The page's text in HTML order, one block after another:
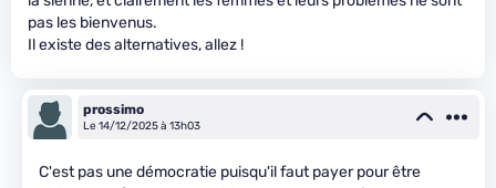
pas les bienvenus.
Il existe des alternatives, allez !
prossimo
Le 14/12/2025 à 13h03
C'est pas une démocratie puisqu'il faut payer pour être